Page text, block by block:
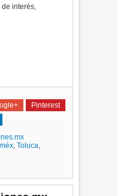
interés,
Pinterest
,Toluca,